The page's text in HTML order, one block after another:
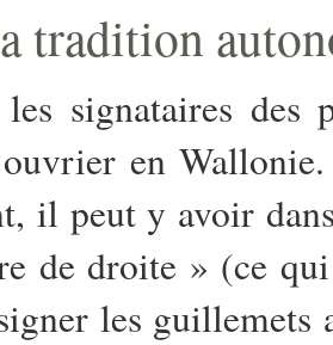
tradition
signataires des
en
il peut y avoir
de droite » (ce
les